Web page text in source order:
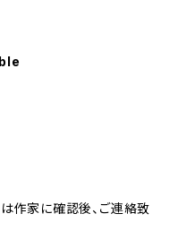
作家に確認後、ご連絡致